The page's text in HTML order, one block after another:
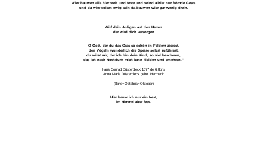
Wier bauwen alle hier steif und feste und seind alhier nur frömde Geste
und da wier solten ewig sein da bauwen wier gar wenig drein.
Wirf dein Anligen auf den Herren
der wird dich versorgen
O Gott, der du das Gras so schön in Feldern zierest,
den Vögeln wunderlich die Speise selbst zuführest,
du wirst mir, der ich bin dein Kind, so viel bescheren,
das ich nach Nothdurft mich kann kleiden und ernehren."
Hans Conrad Düsterdieck 1677 de 6.8bris
Anna Maria Düsterdieck gebo. Harmanin
(8bris=Octobris=Oktober)
Hier bauw ich nur ein Nest,
im Himmel aber fest.